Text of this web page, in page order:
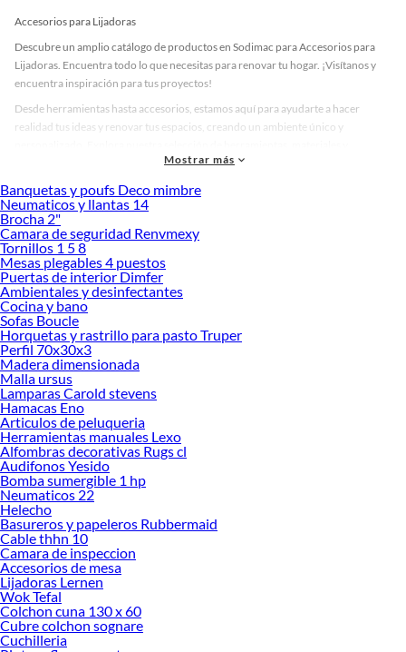
Accesorios para Lijadoras
Descubre un amplio catálogo de productos en Sodimac para Accesorios para
Lijadoras. Encuentra todo lo que necesitas para renovar tu hogar. ¡Visítanos y
encuentra inspiración para tus proyectos!
Desde herramientas hasta accesorios, estamos aquí para ayudarte a hacer
realidad tus ideas y renovar tus espacios, creando un ambiente único y
accesorios de calidad que te ayudarán a crear un espacio más tú.
Desde remodelaciones hasta proyectos de decoración, estamos aquí para hacer
tus ideas realidad. ¡Visítanos y encuentra todo lo que tenemos para ofrecerte en
Accesorios para Lijadoras!
Explora la variedad de productos de Accesorios para Lijadoras en
Sodimac
Herramientas, materiales y accesorios de calidad para tus proyectos y
renovación de espacios. ¡Visítanos y descubre todo lo que tenemos para
ofrecerte!
Encuentra una amplia variedad de productos de Accesorios para Lijadoras en
Sodimac. Encuentra todo lo necesario para tus proyectos de renovación y
decoración. ¡Visítanos y haz tus ideas realidad!
Mostrar más
Banquetas y poufs Deco mimbre
Neumaticos y llantas 14
Brocha 2"
Camara de seguridad Renvmexy
Tornillos 1 5 8
Mesas plegables 4 puestos
Puertas de interior Dimfer
Ambientales y desinfectantes
Cocina y bano
Sofas Boucle
Horquetas y rastrillo para pasto Truper
Perfil 70x30x3
Madera dimensionada
Malla ursus
Lamparas Carold stevens
Hamacas Eno
Articulos de peluqueria
Herramientas manuales Lexo
Alfombras decorativas Rugs cl
Audifonos Yesido
Bomba sumergible 1 hp
Neumaticos 22
Helecho
Basureros y papeleros Rubbermaid
Cable thhn 10
Camara de inspeccion
Accesorios de mesa
Lijadoras Lernen
Wok Tefal
Colchon cuna 130 x 60
Cubre colchon sognare
Cuchilleria